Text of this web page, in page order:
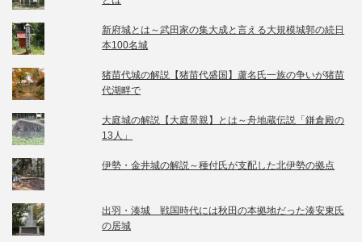
新府城とは～武田家の集大成と言える大規模城郭の続日
本100名城
猪苗代城の解説【猪苗代盛国】蘆名氏一族の争いが猪苗
代湖畔で
大庭城の解説【大庭景親】とは～舟地蔵伝説「鎌倉殿の
13人」
伊勢・金井城の解説～種付氏が支配した北伊勢の拠点
出羽・湊城 戦国時代には秋田の本拠地だった湊安東氏
の居城